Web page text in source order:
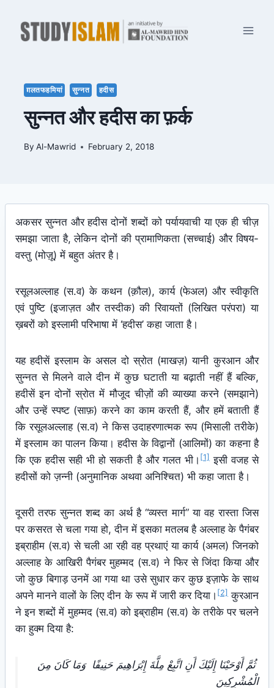
content
ग़लतफहमियां सुन्नत हदीस
सुन्नत और हदीस का फ़र्क
By Al-Mawrid February 2, 2018
अकसर सुन्नत और हदीस दोनों शब्दों को पर्यायवाची या एक ही चीज़
समझा जाता है, लेकिन दोनों की प्रामाणिकता (सच्चाई) और विषय-
वस्तु (मोज़ू) में बहुत अंतर है।
रसूलअल्लाह (स.व) के कथन (क़ौल), कार्य (फेअल) और स्वीकृति
एवं पुष्टि (इजाज़त और तस्दीक) की रिवायतों (लिखित परंपरा) या
ख़बरों को इस्लामी परिभाषा में ‘हदीस’ कहा जाता है।
यह हदीसें इस्लाम के असल दो स्रोत (माखज़) यानी कुरआन और
सुन्नत से मिलने वाले दीन में कुछ घटाती या बढ़ाती नहीं हैं बल्कि,
हदीसें इन दोनों स्रोत में मौजूद चीज़ों की व्याख्या करने (समझाने)
और उन्हें स्पष्ट (साफ़) करने का काम करती हैं, और हमें बताती हैं
कि रसूलअल्लाह (स.व) ने किस उदाहरणात्मक रूप (मिसाली तरीके)
में इस्लाम का पालन किया। हदीस के विद्वानों (आलिमों) का कहना है
कि एक हदीस सही भी हो सकती है और गलत भी।[1]इसी वजह से
हदीसों को ज़न्नी (अनुमानिक अथवा अनिश्चित) भी कहा जाता है।
दूसरी तरफ सुन्नत शब्द का अर्थ है “व्यस्त मार्ग” या वह रास्ता जिस
पर कसरत से चला गया हो, दीन में इसका मतलब है अल्लाह के पैगंबर
इब्राहीम (स.व) से चली आ रही वह प्रथाएं या कार्य (अमल) जिनको
अल्लाह के आखिरी पैगंबर मुहम्मद (स.व) ने फिर से जिंदा किया और
जो कुछ बिगाड़ उनमें आ गया था उसे सुधार कर कुछ इज़ाफे के साथ
अपने मानने वालों के लिए दीन के रूप में जारी कर दिया। [2]कुरआन
ने इन शब्दों में मुहम्मद (स.व) को इब्राहीम (स.व) के तरीके पर चलने
का हुक्म दिया है:
ثُمَّ أَوْحَيْنَا إِلَيْكَ أَنِ اتَّبِعْ مِلَّةَ إِبْرَاهِيمَ حَنِيفًا وَمَا كَانَ مِنَ
الْمُشْرِكِينَ